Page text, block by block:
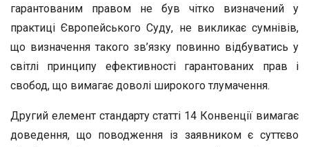
гарантованим правом не був чітко визначений у
практиці Європейського Суду, не викликає сумнівів,
що визначення такого зв’язку повинно відбуватись у
світлі принципу ефективності гарантованих прав і
свобод, що вимагає доволі широкого тлумачення.
Другий елемент стандарту статті 14 Конвенції вимагає
доведення, що поводження із заявником є суттєво